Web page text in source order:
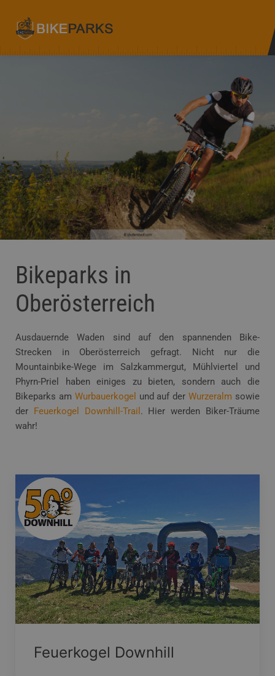
Bikeparks in
Oberösterreich
Ausdauernde Waden sind auf den spannenden Bike-
Strecken in Oberösterreich gefragt. Nicht nur die
Mountainbike-Wege im Salzkammergut, Mühlviertel und
Phyrn-Priel haben einiges zu bieten, sondern auch die
Bikeparks am Wurbauerkogel und auf derWurzeralm sowie
der Feuerkogel Downhill-Trail . Hier werden Biker-Träume
wahr!
Feuerkogel Downhill